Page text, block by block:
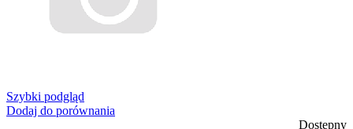
Szybki podgląd
Dodaj do porównania
Dostępny